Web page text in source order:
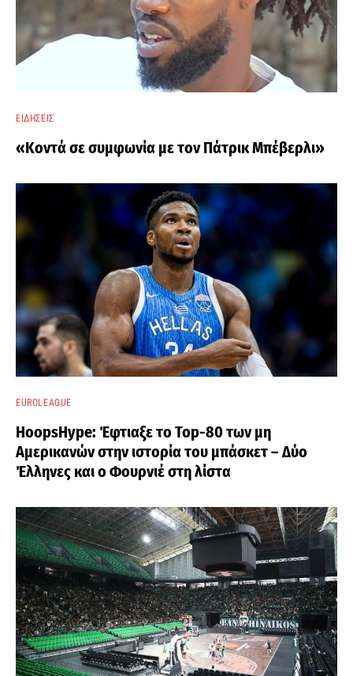
ΕΙΔΉΣΕΙΣ
«Κοντά σε συμφωνία με τον Πάτρικ Μπέβερλι»
EUROLEAGUE
HoopsHype: Έφτιαξε το Top-80 των μη
Αμερικανών στην ιστορία του μπάσκετ – Δύο
Έλληνες και ο Φουρνιέ στη λίστα